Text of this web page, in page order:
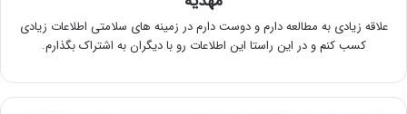
علاقه زیادی به مطالعه دارم و دوست دارم در زمینه های سلامتی اطلاعات زیادی
کسب کنم و در این راستا این اطلاعات رو با دیگران به اشتراک بگذارم.